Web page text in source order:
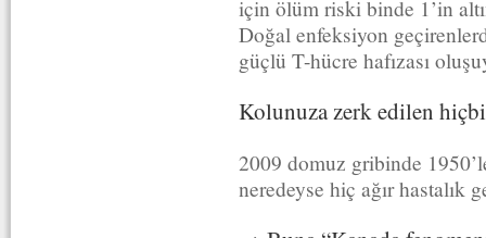
için ölüm riski binde 1’in
Doğal enfeksiyon
güçlü T-hücre hafızası
Kolunuza zerk edilen
2009 domuz gribinde
neredeyse hiç ağır hastalık